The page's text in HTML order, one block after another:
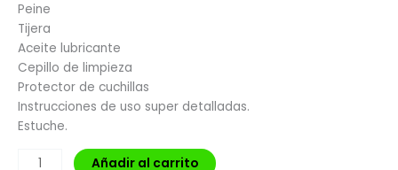
Peine
Tijera
Aceite lubricante
Cepillo de limpieza
Protector de cuchillas
Instrucciones de uso super detalladas.
Estuche.
Añadir al carrito